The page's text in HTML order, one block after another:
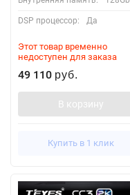
DSP процессор: Да
Этот товар временно
недоступен для заказа
49 110 руб.
В корзину
Купить в 1 клик